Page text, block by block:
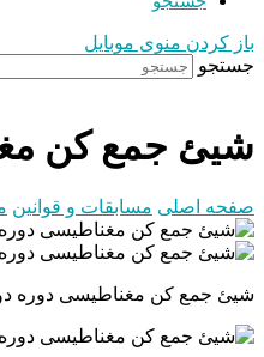
باز کردن منوی موبایل
جستجو
شیئ جمع کن
صفحه اصلی مسابقات و قوانین
شیئ جمع کن مغناطیسی دوره